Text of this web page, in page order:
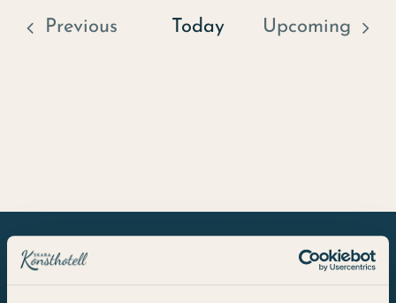
Previous
Today
Upcoming